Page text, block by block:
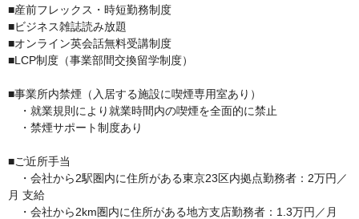
■産前フレックス・時短勤務制度
■ビジネス雑誌読み放題
■オンライン英会話無料受講制度
■LCP制度（事業部間交換留学制度）
■事業所内禁煙（入居する施設に喫煙専用室あり）
・就業規則により就業時間内の喫煙を全面的に禁止
・禁煙サポート制度あり
■ご近所手当
・会社から2駅圏内に住所がある東京23区内拠点勤務者：2万円／
月 支給
・会社から2km圏内に住所がある地方支店勤務者：1.3万円／月